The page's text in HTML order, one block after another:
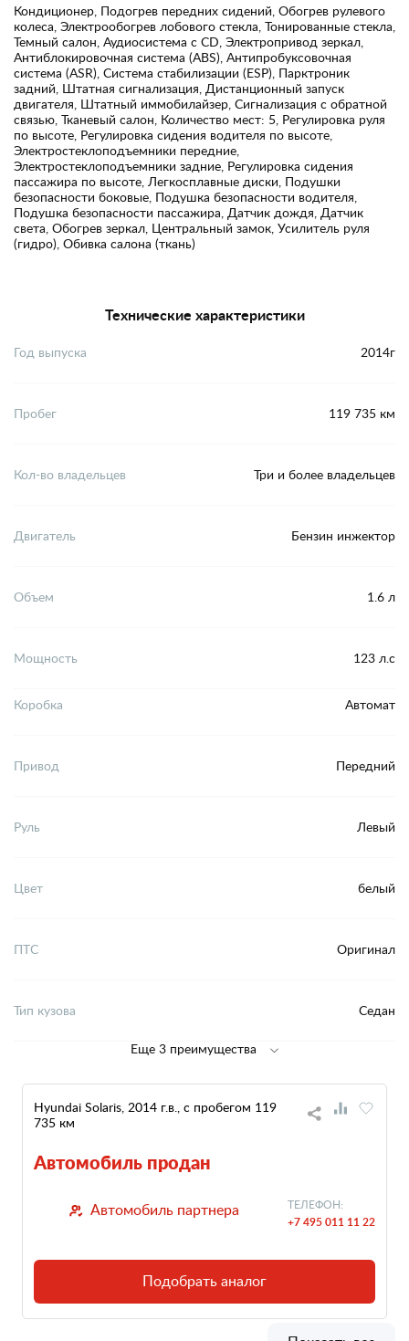
Кондиционер, Подогрев передних сидений, Обогрев рулевого
колеса, Электрообогрев лобового стекла, Тонированные стекла,
Темный салон, Аудиосистема с CD, Электропривод зеркал,
Антиблокировочная система (ABS), Антипробуксовочная
система (ASR), Система стабилизации (ESP), Парктроник
задний, Штатная сигнализация, Дистанционный запуск
двигателя, Штатный иммобилайзер, Сигнализация с обратной
связью, Тканевый салон, Количество мест: 5, Регулировка руля
по высоте, Регулировка сидения водителя по высоте,
Электростеклоподъемники передние,
Электростеклоподъемники задние, Регулировка сидения
пассажира по высоте, Легкосплавные диски, Подушки
безопасности боковые, Подушка безопасности водителя,
Подушка безопасности пассажира, Датчик дождя, Датчик
света, Обогрев зеркал, Центральный замок, Усилитель руля
(гидро), Обивка салона (ткань)
Технические характеристики
Год выпуска 2014г
Пробег 119 735 км
Кол-во владельцев Три и более владельцев
Двигатель Бензин инжектор
Объем 1.6 л
Мощность 123 л.с
Коробка Автомат
Привод Передний
Руль Левый
Цвет белый
ПТС Оригинал
Тип кузова Седан
Еще 3 преимущества
Hyundai Solaris, 2014 г.в., с пробегом 119
735 км
Автомобиль продан
Автомобиль партнера ТЕЛЕФОН:
+7 495 011 11 22
Подобрать аналог